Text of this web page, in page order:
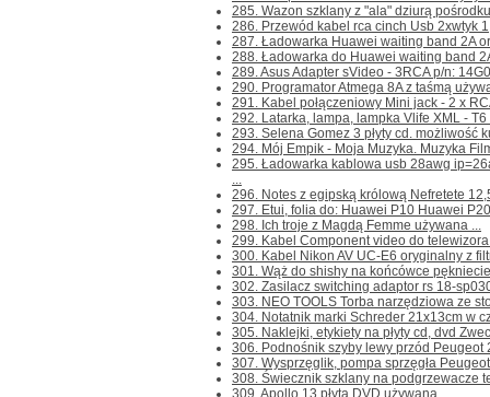
285. Wazon szklany z "ala" dziurą
286. Przewód kabel rca cinch Usb 2xwtyk
287. Ładowarka Huawei waiting band 2A
288. Ładowarka do Huawei waiting band
289. Asus Adapter sVideo - 3RCA p/n:
290. Programator Atmega 8A z taśmą
291. Kabel połączeniowy Mini jack - 2 x
292. Latarka, lampa, lampka Vlife XML -
293. Selena Gomez 3 płyty cd. możliwość
294. Mój Empik - Moja Muzyka. Muzyka
295. Ładowarka kablowa usb 28awg
...
296. Notes z egipską królową Nefretete
297. Etui, folia do: Huawei P10 Huawei
298. Ich troje z Magdą Femme używana ...
299. Kabel Component video do
300. Kabel Nikon AV UC-E6 oryginalny z
301. Wąż do shishy na końcówce
302. Zasilacz switching adaptor rs 18-
303. NEO TOOLS Torba narzędziowa ze
304. Notatnik marki Schreder 21x13cm w
305. Naklejki, etykiety na płyty cd, dvd
306. Podnośnik szyby lewy przód Peugeot
307. Wysprzęglik, pompa sprzęgła
308. Świecznik szklany na podgrzewacze
309. Apollo 13 płyta DVD używana ...